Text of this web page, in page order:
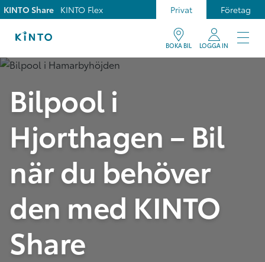
Privat Företag
KINTO Share KINTO Flex
BOKA BIL LOGGA IN
Bilpool i
Hjorthagen – Bil
när du behöver
den med KINTO
Share